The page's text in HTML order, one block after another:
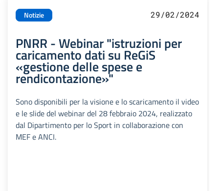
Notizie 29/02/2024
PNRR - Webinar "istruzioni per
caricamento dati su ReGiS
«gestione delle spese e
rendicontazione»"
Sono disponibili per la visione e lo scaricamento il video
e le slide del webinar del 28 febbraio 2024, realizzato
dal Dipartimento per lo Sport in collaborazione con
MEF e ANCI.